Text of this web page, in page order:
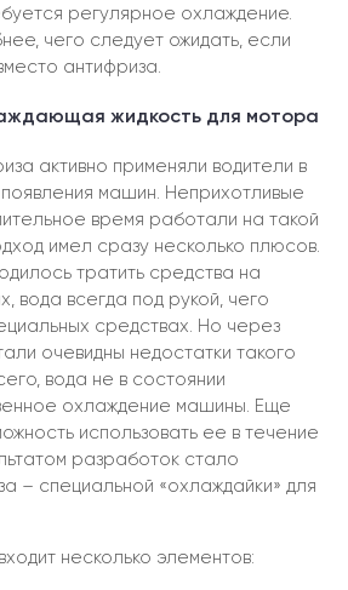
регулярное охлаждение.
чего следует ожидать, если
антифриза.
жидкость для мотора
активно применяли водители в
машин. Неприхотливые
время работали на такой
имел сразу несколько плюсов.
тратить средства на
вода всегда под рукой, чего
средствах. Но через
очевидны недостатки такого
вода не в состоянии
охлаждение машины. Еще
использовать ее в течение
разработок стало
– специальной «охлаждайки» для
несколько элементов: